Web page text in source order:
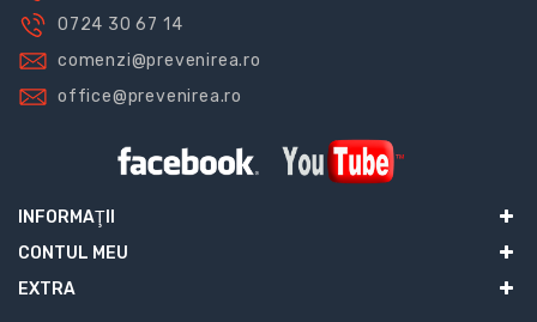
0724 30 67 14
comenzi@prevenirea.ro
office@prevenirea.ro
INFORMAŢII
CONTUL MEU
EXTRA